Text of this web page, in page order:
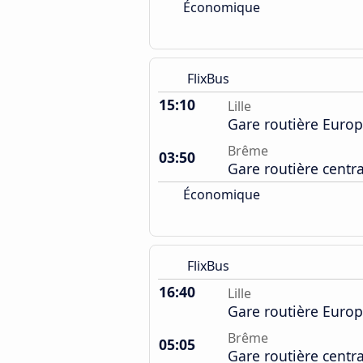
Économique
FlixBus
15:10 Lille
Gare routière
03:50
Brême
Gare routière
Économique
FlixBus
16:40 Lille
Gare routière
05:05
Brême
Gare routière